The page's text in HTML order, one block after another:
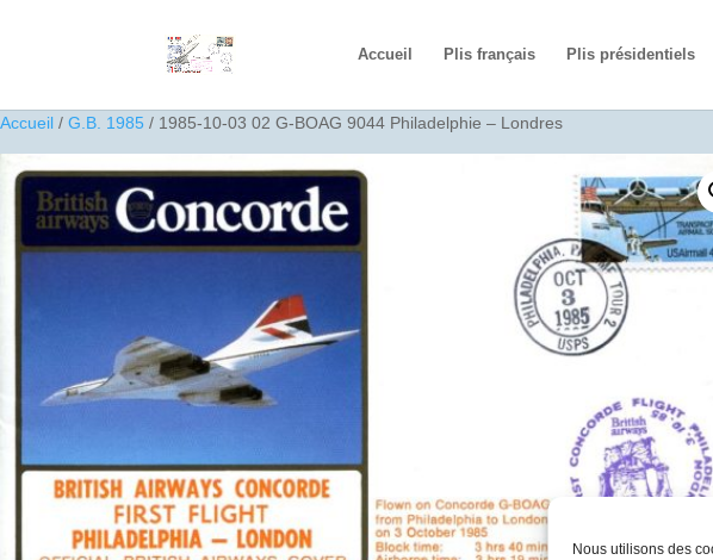
Nous utilisons des
Accueil Plis français Plis présidentiels
Accueil / G.B. 1985 / 1985-10-03 02 G-BOAG 9044 Philadelphie – Londres